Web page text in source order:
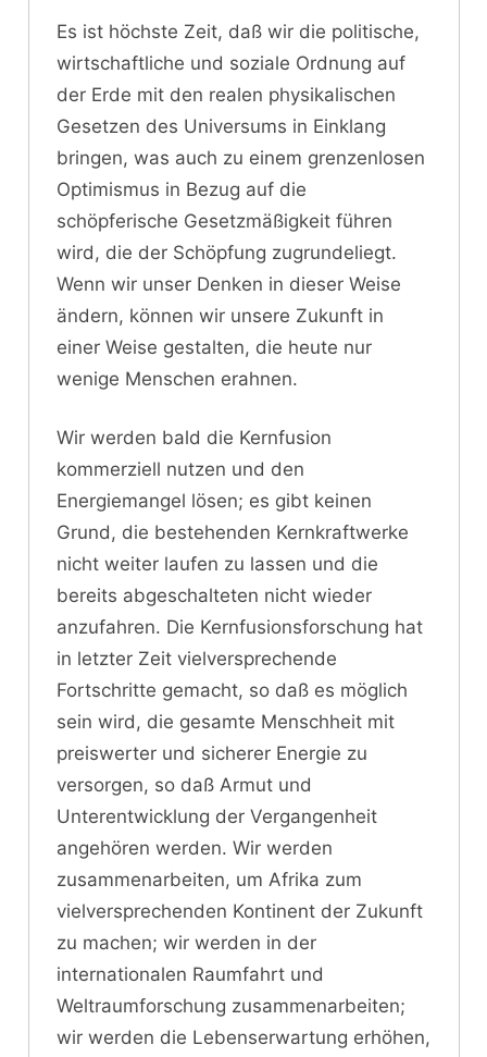
Es ist höchste Zeit, daß wir die politische,
wirtschaftliche und soziale Ordnung auf
der Erde mit den realen physikalischen
Gesetzen des Universums in Einklang
bringen, was auch zu einem grenzenlosen
Optimismus in Bezug auf die
schöpferische Gesetzmäßigkeit führen
wird, die der Schöpfung zugrundeliegt.
Wenn wir unser Denken in dieser Weise
ändern, können wir unsere Zukunft in
einer Weise gestalten, die heute nur
wenige Menschen erahnen.
Wir werden bald die Kernfusion
kommerziell nutzen und den
Energiemangel lösen; es gibt keinen
Grund, die bestehenden Kernkraftwerke
nicht weiter laufen zu lassen und die
bereits abgeschalteten nicht wieder
anzufahren. Die Kernfusionsforschung hat
in letzter Zeit vielversprechende
Fortschritte gemacht, so daß es möglich
sein wird, die gesamte Menschheit mit
preiswerter und sicherer Energie zu
versorgen, so daß Armut und
Unterentwicklung der Vergangenheit
angehören werden. Wir werden
zusammenarbeiten, um Afrika zum
vielversprechenden Kontinent der Zukunft
zu machen; wir werden in der
internationalen Raumfahrt und
Weltraumforschung zusammenarbeiten;
wir werden die Lebenserwartung erhöhen,